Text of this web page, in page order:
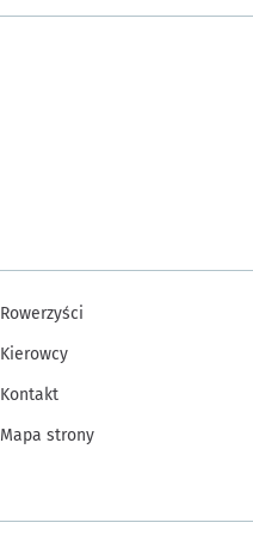
Rowerzyści
Kierowcy
Kontakt
Mapa strony